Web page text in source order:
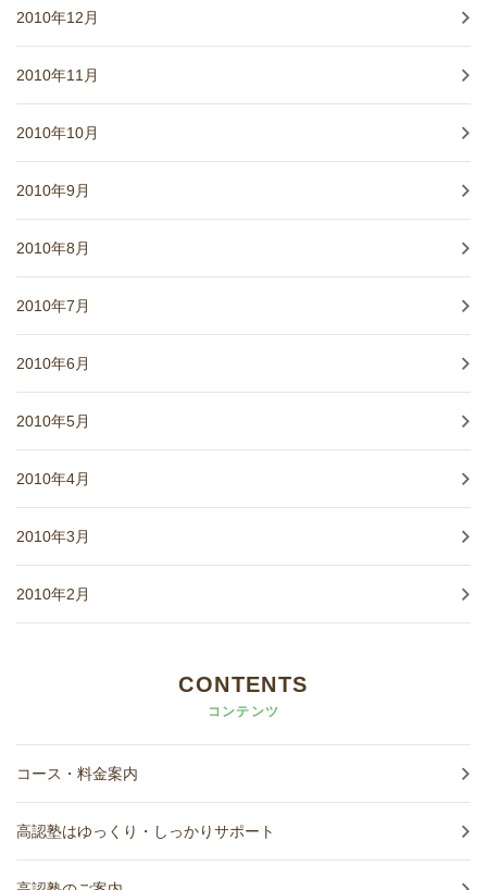
2010年12月
2010年11月
2010年10月
2010年9月
2010年8月
2010年7月
2010年6月
2010年5月
2010年4月
2010年3月
2010年2月
CONTENTS
コンテンツ
コース・料金案内
高認塾はゆっくり・しっかりサポート